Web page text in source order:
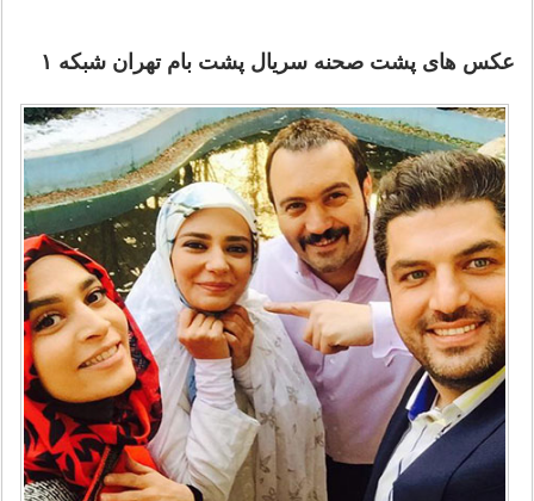
عکس های پشت صحنه سریال پشت بام تهران شبکه ۱